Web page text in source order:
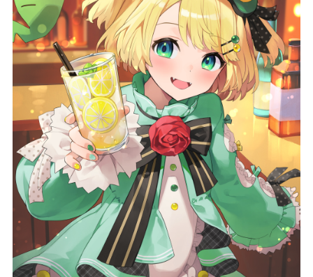
muevoクラウドファンディング
muevoコミュニティ
ぶいクラ！by muevo
FUKAKACHI+
Follow us
Official SNS